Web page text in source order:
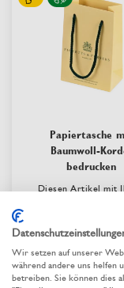
Papiertasche
Baumwoll-
bedrucken
Diesen Artikel mit
Jetzt
Wir setzen auf unserer
während andere uns helfen
betreiben. Sie können dies